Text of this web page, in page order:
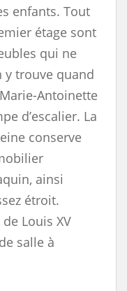
enfants. Tout
étage sont
qui ne
y trouve quand
Antoinette
d’escalier. La
conserve
ainsi
étroit.
Louis XV
salle à